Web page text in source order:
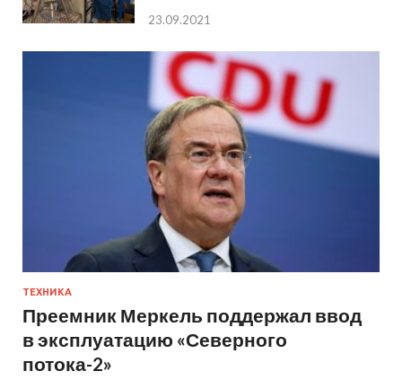
23.09.2021
ТЕХНИКА
Преемник Меркель поддержал ввод
в эксплуатацию «Северного
потока-2»